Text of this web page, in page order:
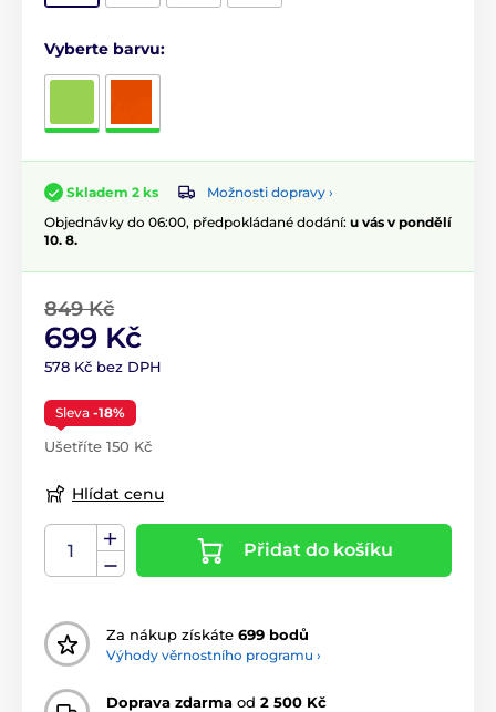
Vyberte barvu:
Skladem 2 ks
Možnosti dopravy ›
Objednávky do 06:00, předpokládané dodání: u vás v pondělí
10. 8.
849 Kč
699 Kč
578 Kč bez DPH
Sleva -18%
Ušetříte 150 Kč
Hlídat cenu
Přidat do košíku
Za nákup získáte 699 bodů
Výhody věrnostního programu ›
Doprava zdarma od 2 500 Kč